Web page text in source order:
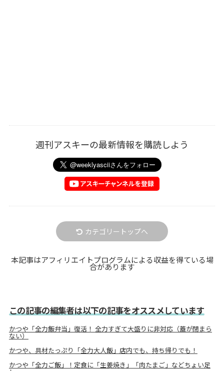
週刊アスキーの最新情報を購読しよう
カテゴリートップへ
本記事はアフィリエイトプログラムによる収益を得ている場
合があります
この記事の編集者は以下の記事をオススメしています
かつや「全力飯弁当」復活！ 全力すぎて大盛りに非対応（蓋が閉まら
ない）
かつや、具材たっぷり「全力大人飯」店内でも、持ち帰りでも！
かつや「全力ご飯」！定食に「生姜焼き」「肉たまご」などちょい足